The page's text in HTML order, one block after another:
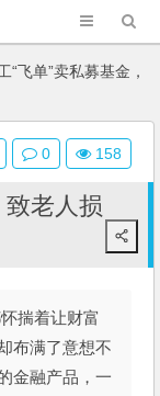
“飞单”卖私募基金，
致老人损
揣着让财富
布满了意想不
金融产品，一
0 158